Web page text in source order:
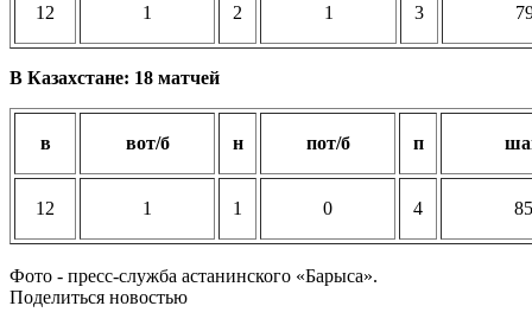
12 1 2 1 3
В Казахстане: 18 матчей
в вот/б н пот/б п
12 1 1 0 4
Фото - пресс-служба астанинского «Барыса».
Поделиться новостью